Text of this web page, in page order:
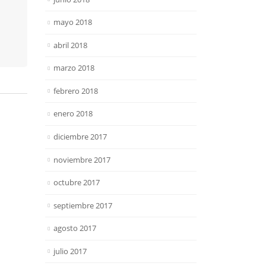
mayo 2018
abril 2018
marzo 2018
febrero 2018
enero 2018
diciembre 2017
noviembre 2017
octubre 2017
septiembre 2017
agosto 2017
julio 2017